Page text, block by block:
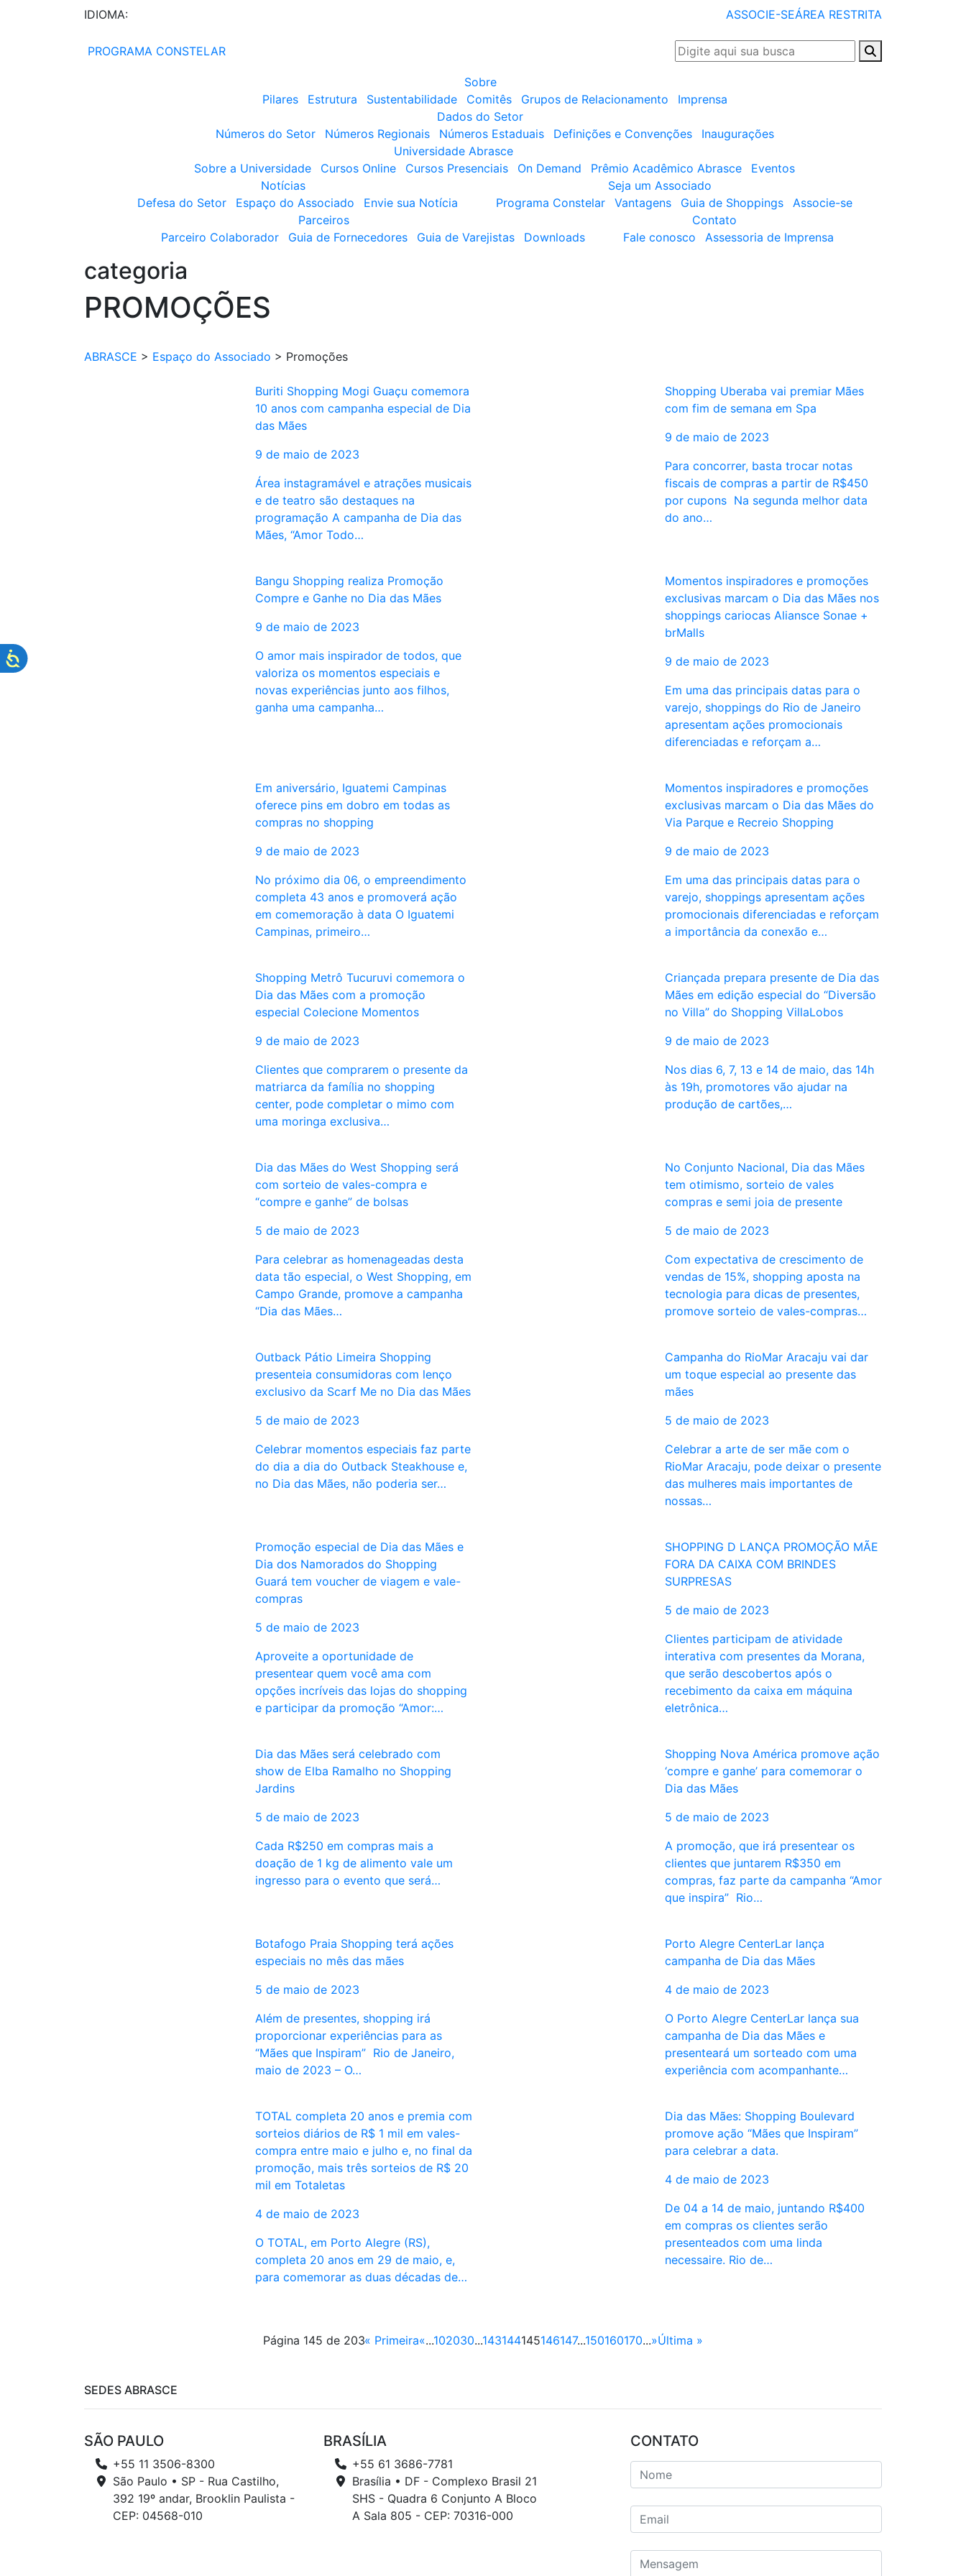
IDIOMA: ASSOCIE-SEÁREA RESTRITA
PROGRAMA CONSTELAR
Sobre
Pilares
Estrutura Sustentabilidade Comitês Grupos de Relacionamento
Imprensa
Dados do Setor
Números do Setor
Números Regionais Números Estaduais Definições e Convenções
Inaugurações
Universidade Abrasce
Sobre a Universidade
Cursos Online Cursos Presenciais On Demand Prêmio Acadêmico Abrasce
Eventos
Notícias
Defesa do Setor
Espaço do Associado Envie sua Notícia
Seja um Associado
Programa Constelar
Vantagens Guia de Shoppings
Associe-se
Parceiros
Parceiro Colaborador
Guia de Fornecedores Guia de Varejistas Downloads
Contato
Fale conosco
Assessoria de Imprensa
categoria
PROMOÇÕES
ABRASCE > Espaço do Associado > Promoções
Buriti Shopping Mogi Guaçu comemora
10 anos com campanha especial de Dia
das Mães
9 de maio de 2023
Área instagramável e atrações musicais
e de teatro são destaques na
programação A campanha de Dia das
Mães, “Amor Todo…
Shopping Uberaba vai premiar Mães
com fim de semana em Spa
9 de maio de 2023
Para concorrer, basta trocar notas
fiscais de compras a partir de R$450
por cupons Na segunda melhor data
do ano…
Bangu Shopping realiza Promoção
Compre e Ganhe no Dia das Mães
9 de maio de 2023
O amor mais inspirador de todos, que
valoriza os momentos especiais e
novas experiências junto aos filhos,
ganha uma campanha…
Momentos inspiradores e promoções
exclusivas marcam o Dia das Mães nos
shoppings cariocas Aliansce Sonae +
brMalls
9 de maio de 2023
Em uma das principais datas para o
varejo, shoppings do Rio de Janeiro
apresentam ações promocionais
diferenciadas e reforçam a…
Em aniversário, Iguatemi Campinas
oferece pins em dobro em todas as
compras no shopping
9 de maio de 2023
No próximo dia 06, o empreendimento
completa 43 anos e promoverá ação
em comemoração à data O Iguatemi
Campinas, primeiro…
Momentos inspiradores e promoções
exclusivas marcam o Dia das Mães do
Via Parque e Recreio Shopping
9 de maio de 2023
Em uma das principais datas para o
varejo, shoppings apresentam ações
promocionais diferenciadas e reforçam
a importância da conexão e…
Shopping Metrô Tucuruvi comemora o
Dia das Mães com a promoção
especial Colecione Momentos
9 de maio de 2023
Clientes que comprarem o presente da
matriarca da família no shopping
center, pode completar o mimo com
uma moringa exclusiva…
Criançada prepara presente de Dia das
Mães em edição especial do “Diversão
no Villa” do Shopping VillaLobos
9 de maio de 2023
Nos dias 6, 7, 13 e 14 de maio, das 14h
às 19h, promotores vão ajudar na
produção de cartões,…
Dia das Mães do West Shopping será
com sorteio de vales-compra e
“compre e ganhe” de bolsas
5 de maio de 2023
Para celebrar as homenageadas desta
data tão especial, o West Shopping, em
Campo Grande, promove a campanha
“Dia das Mães…
No Conjunto Nacional, Dia das Mães
tem otimismo, sorteio de vales
compras e semi joia de presente
5 de maio de 2023
Com expectativa de crescimento de
vendas de 15%, shopping aposta na
tecnologia para dicas de presentes,
promove sorteio de vales-compras…
Outback Pátio Limeira Shopping
presenteia consumidoras com lenço
exclusivo da Scarf Me no Dia das Mães
5 de maio de 2023
Celebrar momentos especiais faz parte
do dia a dia do Outback Steakhouse e,
no Dia das Mães, não poderia ser…
Campanha do RioMar Aracaju vai dar
um toque especial ao presente das
mães
5 de maio de 2023
Celebrar a arte de ser mãe com o
RioMar Aracaju, pode deixar o presente
das mulheres mais importantes de
nossas…
Promoção especial de Dia das Mães e
Dia dos Namorados do Shopping
Guará tem voucher de viagem e vale-
compras
5 de maio de 2023
Aproveite a oportunidade de
presentear quem você ama com
opções incríveis das lojas do shopping
e participar da promoção “Amor:…
SHOPPING D LANÇA PROMOÇÃO MÃE
FORA DA CAIXA COM BRINDES
SURPRESAS
5 de maio de 2023
Clientes participam de atividade
interativa com presentes da Morana,
que serão descobertos após o
recebimento da caixa em máquina
eletrônica…
Dia das Mães será celebrado com
show de Elba Ramalho no Shopping
Jardins
5 de maio de 2023
Cada R$250 em compras mais a
doação de 1 kg de alimento vale um
ingresso para o evento que será…
Shopping Nova América promove ação
‘compre e ganhe’ para comemorar o
Dia das Mães
5 de maio de 2023
A promoção, que irá presentear os
clientes que juntarem R$350 em
compras, faz parte da campanha “Amor
que inspira” Rio…
Botafogo Praia Shopping terá ações
especiais no mês das mães
5 de maio de 2023
Além de presentes, shopping irá
proporcionar experiências para as
“Mães que Inspiram” Rio de Janeiro,
maio de 2023 – O…
Porto Alegre CenterLar lança
campanha de Dia das Mães
4 de maio de 2023
O Porto Alegre CenterLar lança sua
campanha de Dia das Mães e
presenteará um sorteado com uma
experiência com acompanhante…
TOTAL completa 20 anos e premia com
sorteios diários de R$ 1 mil em vales-
compra entre maio e julho e, no final da
promoção, mais três sorteios de R$ 20
mil em Totaletas
4 de maio de 2023
O TOTAL, em Porto Alegre (RS),
completa 20 anos em 29 de maio, e,
para comemorar as duas décadas de…
Dia das Mães: Shopping Boulevard
promove ação “Mães que Inspiram”
para celebrar a data.
4 de maio de 2023
De 04 a 14 de maio, juntando R$400
em compras os clientes serão
presenteados com uma linda
necessaire. Rio de…
Página 145 de 203« Primeira«...102030...143144145146147...150160170...»Última »
SEDES ABRASCE
SÃO PAULO
+55 11 3506-8300
São Paulo • SP - Rua Castilho,
392 19º andar, Brooklin Paulista -
CEP: 04568-010
BRASÍLIA
+55 61 3686-7781
Brasília • DF - Complexo Brasil 21
SHS - Quadra 6 Conjunto A Bloco
A Sala 805 - CEP: 70316-000
CONTATO